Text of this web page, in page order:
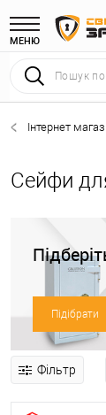
МЕНЮ
Інтернет
Сейфи
Підібрати
Фільтр